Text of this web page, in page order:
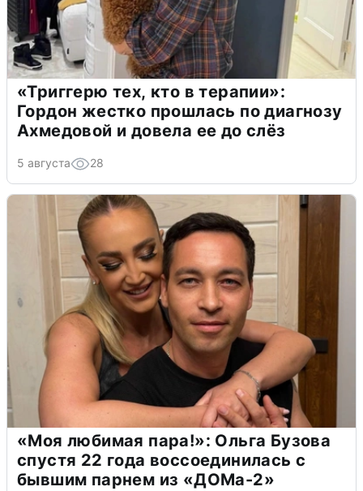
«Триггерю тех, кто в терапии»:
Гордон жестко прошлась по диагнозу
Ахмедовой и довела ее до слёз
5 августа 28
«Моя любимая пара!»: Ольга Бузова
спустя 22 года воссоединилась с
бывшим парнем из «ДОМа-2»